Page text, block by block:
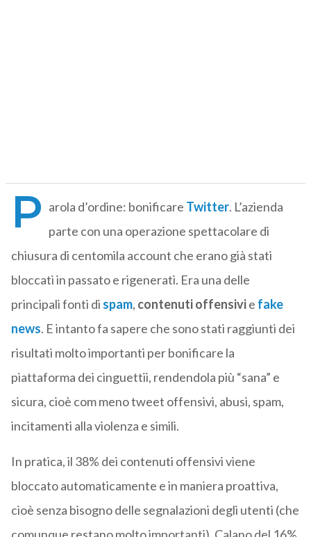
P arola d’ordine: bonificare Twitter. L’azienda
parte con una operazione spettacolare di
chiusura di centomila account che erano già stati
bloccati in passato e rigenerati. Era una delle
principali fonti di spam, contenuti offensivie fake
news. E intanto fa sapere che sono stati raggiunti dei
risultati molto importanti per bonificare la
piattaforma dei cinguettii, rendendola più “sana” e
sicura, cioè com meno tweet offensivi, abusi, spam,
incitamenti alla violenza e simili.
In pratica, il 38% dei contenuti offensivi viene
bloccato automaticamente e in maniera proattiva,
cioè senza bisogno delle segnalazioni degli utenti (che